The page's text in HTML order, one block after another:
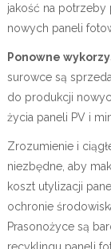
jakość na
nowych paneli
Ponowne
surowce są
do produkcji
życia paneli PV i
Zrozumienie i
niezbędne, aby
koszt utylizacji
ochronie
Prasonożyce są